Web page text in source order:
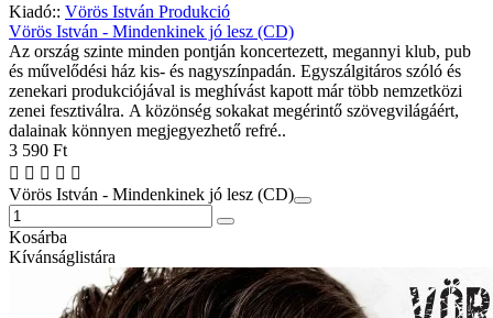
Kiadó:: Vörös István Produkció
Vörös István - Mindenkinek jó lesz (CD)
Az ország szinte minden pontján koncertezett, megannyi klub, pub
és művelődési ház kis- és nagyszínpadán. Egyszálgitáros szóló és
zenekari produkciójával is meghívást kapott már több nemzetközi
zenei fesztiválra. A közönség sokakat megérintő szövegvilágáért,
dalainak könnyen megjegyezhető refré..
3 590 Ft
Vörös István - Mindenkinek jó lesz (CD)
Kosárba
Kívánságlistára